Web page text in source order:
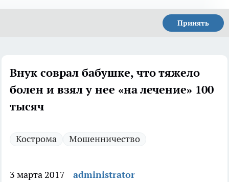
Принять
Внук соврал бабушке, что тяжело
болен и взял у нее «на лечение» 100
тысяч
Кострома Мошенничество
3 марта 2017
administrator